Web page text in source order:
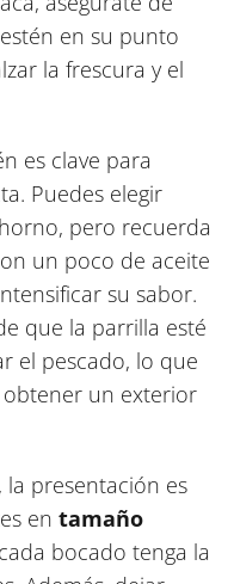
en su punto
la frescura y el
es clave para
Puedes elegir
pero recuerda
un poco de aceite
su sabor.
que la parrilla esté
el pescado, lo que
obtener un exterior
presentación es
en tamaño
bocado tenga la